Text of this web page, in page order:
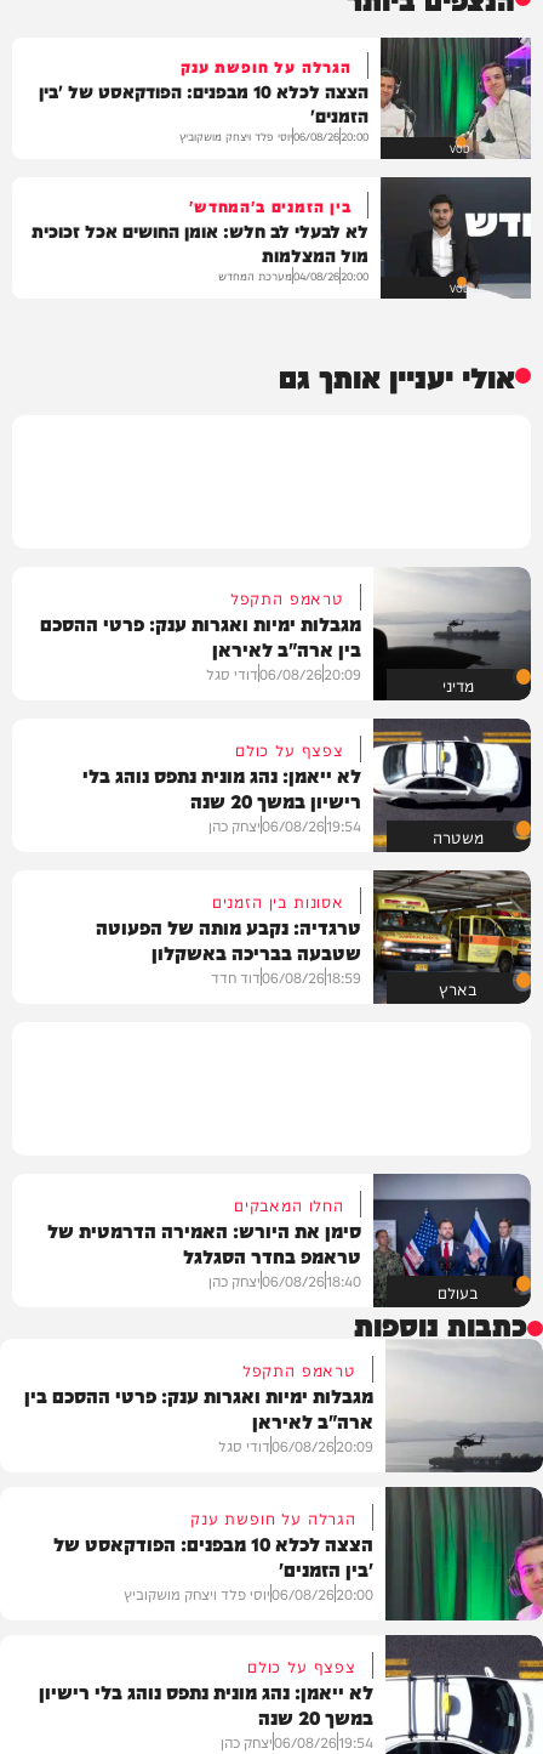
VOD
הגרלה על חופשת ענק
הצצה לכלא 10 מבפנים: הפודקאסט של 'בין
הזמנים'
20:00
06/08/26יוסי פלד ויצחק מושקוביץ
VOD
בין הזמנים ב'המחדש'
לא לבעלי לב חלש: אומן החושים אכל זכוכית
מול המצלמות
20:00
04/08/26מערכת המחדש
אולי יעניין אותך גם
מדיני
טראמפ התקפל
מגבלות ימיות ואגרות ענק: פרטי ההסכם
בין ארה"ב לאיראן
20:09
06/08/26דודי סגל
משטרה
צפצף על כולם
לא ייאמן: נהג מונית נתפס נוהג בלי
רישיון במשך 20 שנה
19:54
06/08/26יצחק כהן
בארץ
אסונות בין הזמנים
טרגדיה: נקבע מותה של הפעוטה
שטבעה בבריכה באשקלון
18:59
06/08/26דוד חדד
בעולם
החלו המאבקים
סימן את היורש: האמירה הדרמטית של
טראמפ בחדר הסגלגל
18:40
06/08/26יצחק כהן
כתבות נוספות
מדיני
טראמפ התקפל
מגבלות ימיות ואגרות ענק: פרטי ההסכם בין
ארה"ב לאיראן
20:09
06/08/26דודי סגל
VOD
הגרלה על חופשת ענק
הצצה לכלא 10 מבפנים: הפודקאסט של
'בין הזמנים'
20:00
06/08/26יוסי פלד ויצחק מושקוביץ
צפצף על כולם
לא ייאמן: נהג מונית נתפס נוהג בלי רישיון
במשך 20 שנה
19:54
06/08/26יצחק כהן